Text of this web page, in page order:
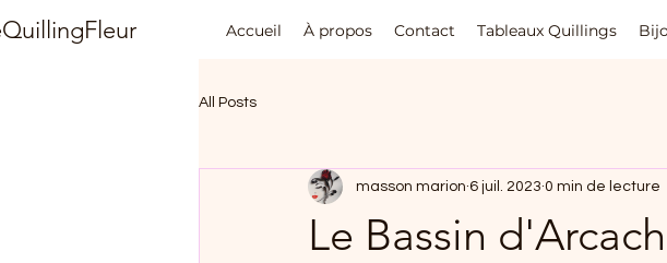
Accueil À propos Contact Tableaux Quillings
All Posts
Le Bassin
masson marion 6 juil. 2023 0 min de lecture